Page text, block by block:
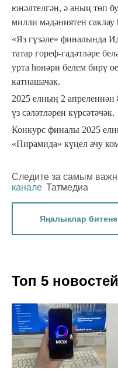
юнәлтелгән, ә аның төп
милли мәдәниятен
«Яз гүзәле» финалында
татар гореф-гадәтләре
урта һөнәри белем бирү
катнашачак.
2025 елның 2 апреленнән
үз сәләтләрен күрсәтәчәк.
Конкурс финалы 2025
«Пирамида» күңел ачу
Следите за самым
канале Татмедиа
Яңалыклар битенә
Топ 5 новостей